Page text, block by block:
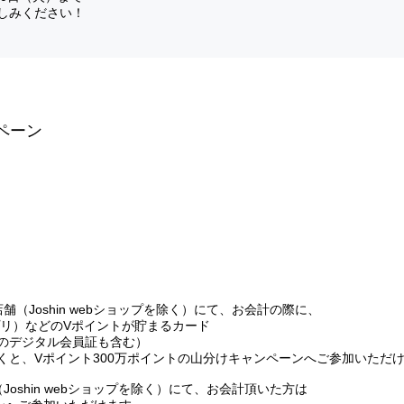
みください！
ーン
（Joshin webショップを除く）にて、お会計の際に、
）などのVポイントが貯まるカード
ジタル会員証も含む）
と、Vポイント300万ポイントの山分けキャンペーンへご参加いただ
webショップを除く）にて、お会計頂いた方は